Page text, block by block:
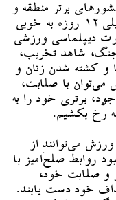
برتر منطقه و
البته جهان است و این را در جنگ تحمیلی ۱۲ روزه به خوبی
دیپلماسی ورزشی
شاهد تخریب،
و کشته شدن زنان و
با صلابت،
برتری خود را به
رُخ بکشیم.
می‌توانند از
روابط صلح‌آمیز با
و صلابت خود،
خود دست یابند.